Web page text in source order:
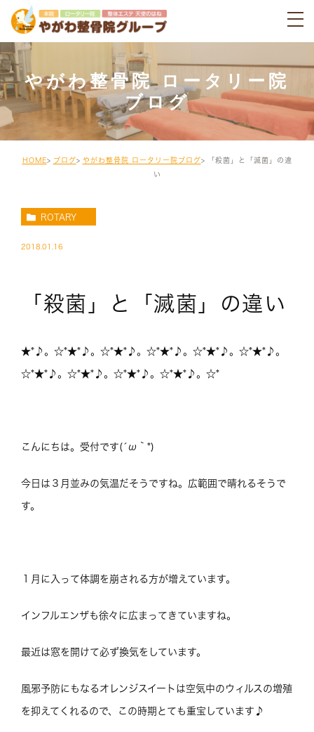
やがわ整骨院 ロータリー院
ブログ
HOME ブログ やがわ整骨院 ロータリー院ブログ
「殺菌」と「滅菌」の違
い
ROTARY
2018.01.16
「殺菌」と「滅菌」の違い
★*♪。☆*★*♪。☆*★*♪。☆*★*♪。☆*★*♪。☆*★*♪。
☆*★*♪。☆*★*♪。☆*★*♪。☆*★*♪。☆*
こんにちは。受付です(´ω｀*)
今日は３月並みの気温だそうですね。広範囲で晴れるそうで
す。
１月に入って体調を崩される方が増えています。
インフルエンザも徐々に広まってきていますね。
最近は窓を開けて必ず換気をしています。
風邪予防にもなるオレンジスイートは空気中のウィルスの増殖
を抑えてくれるので、この時期とても重宝しています♪